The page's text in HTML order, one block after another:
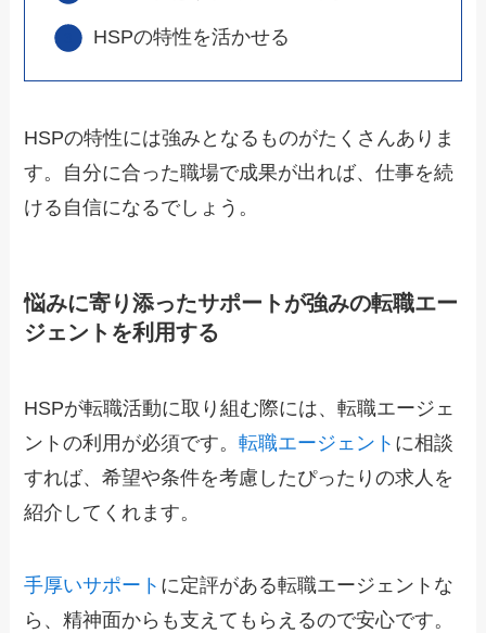
HSPの特性を活かせる
HSPの特性には強みとなるものがたくさんありま
す。自分に合った職場で成果が出れば、仕事を続
ける自信になるでしょう。
悩みに寄り添ったサポートが強みの転職エー
ジェントを利用する
HSPが転職活動に取り組む際には、転職エージェ
ントの利用が必須です。転職エージェント に相談
すれば、希望や条件を考慮したぴったりの求人を
紹介してくれます。
手厚いサポート に定評がある転職エージェントな
ら、精神面からも支えてもらえるので安心です。